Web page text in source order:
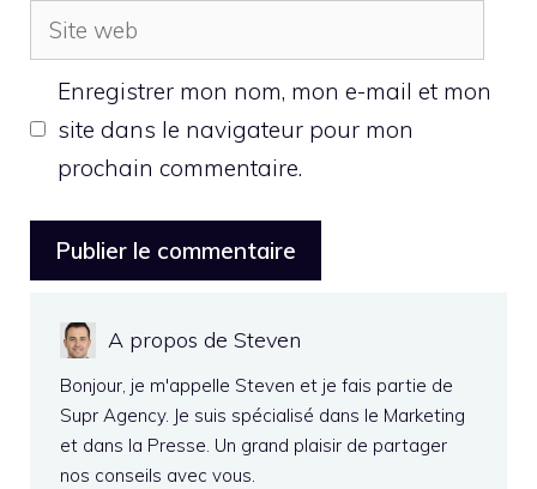
Site
web
Enregistrer mon nom, mon e-mail et mon
site dans le navigateur pour mon
prochain commentaire.
A propos de Steven
Bonjour, je m'appelle Steven et je fais partie de
Supr Agency. Je suis spécialisé dans le Marketing
et dans la Presse. Un grand plaisir de partager
nos conseils avec vous.